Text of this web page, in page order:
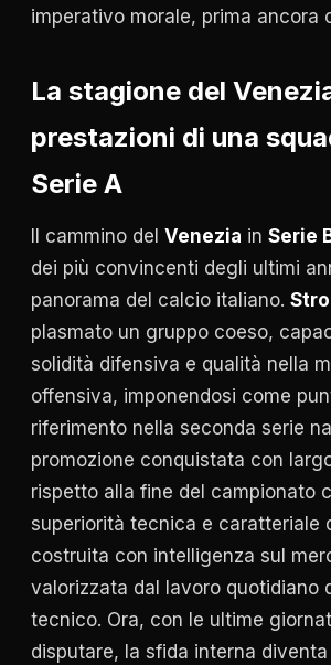
imperativo morale, prima ancora
La stagione del
prestazioni di una
Serie A
Il cammino del Venezia in Serie
dei più convincenti degli ultimi
panorama del calcio italiano.
plasmato un gruppo coeso,
solidità difensiva e qualità nella
offensiva, imponendosi come
riferimento nella seconda serie
promozione conquistata con
rispetto alla fine del campionato
superiorità tecnica e caratteriale
costruita con intelligenza sul
valorizzata dal lavoro quotidiano
tecnico. Ora, con le ultime
disputare, la sfida interna